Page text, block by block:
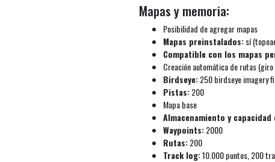
Mapas y memoria:
Posibilidad de agregar mapas
Mapas preinstalados:sí
Compatible con los mapas
Creación automática de rutas
Birdseye:250 birdseye imagery
Pistas:200
Mapa base
Almacenamiento y capacidad
Waypoints:2000
Rutas:200
Track log:10.000 puntos, 200